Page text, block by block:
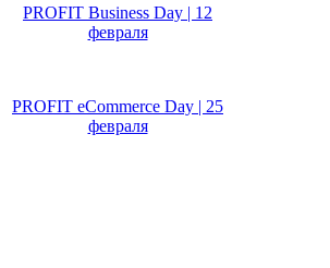
PROFIT Business Day | 12
февраля
PROFIT eCommerce Day | 25
февраля